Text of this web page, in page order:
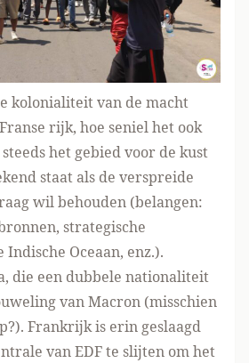
kolonialiteit van de macht
rijk, hoe seniel het ook
het gebied voor de kust
staat als de verspreide
wil behouden (belangen:
strategische
Oceaan, enz.).
die een dubbele nationaliteit
van Macron (misschien
Frankrijk is erin geslaagd
van EDF te slijten om het